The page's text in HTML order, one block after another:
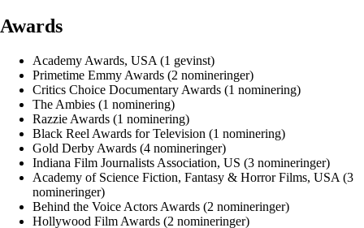
Awards
Academy Awards, USA (1 gevinst)
Primetime Emmy Awards (2 nomineringer)
Critics Choice Documentary Awards (1 nominering)
The Ambies (1 nominering)
Razzie Awards (1 nominering)
Black Reel Awards for Television (1 nominering)
Gold Derby Awards (4 nomineringer)
Indiana Film Journalists Association, US (3 nomineringer)
Academy of Science Fiction, Fantasy & Horror Films, USA (3
nomineringer)
Behind the Voice Actors Awards (2 nomineringer)
Hollywood Film Awards (2 nomineringer)